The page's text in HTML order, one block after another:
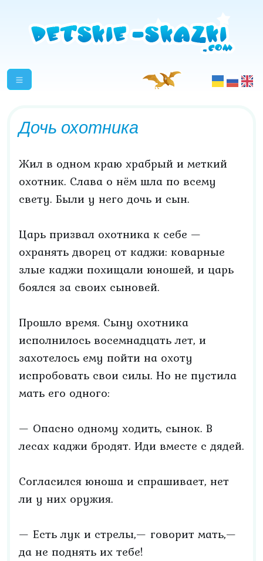
Дочь охотника
Жил в одном краю храбрый и меткий
охотник. Слава о нём шла по всему
свету. Были у него дочь и сын.
Царь призвал охотника к себе —
охранять дворец от каджи: коварные
злые каджи похищали юношей, и царь
боялся за своих сыновей.
Прошло время. Сыну охотника
исполнилось восемнадцать лет, и
захотелось ему пойти на охоту
испробовать свои силы. Но не пустила
мать его одного:
— Опасно одному ходить, сынок. В
лесах каджи бродят. Иди вместе с дядей.
Согласился юноша и спрашивает, нет
ли у них оружия.
— Есть лук и стрелы,— говорит мать,—
да не поднять их тебе!